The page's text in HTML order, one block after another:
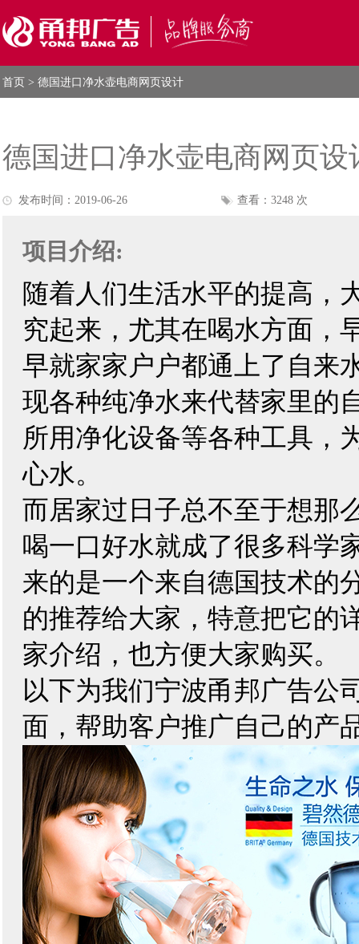
首页 > 德国进口净水壶电商网页设计
德国进口净水壶电商网页设
发布时间：2019-06-26 查看：3248 次
项目介绍:
随着人们生活水平的提高，
究起来，尤其在喝水方面，
早就家家户户都通上了自来
现各种纯净水来代替家里的
所用净化设备等各种工具，
心水。
而居家过日子总不至于想那
喝一口好水就成了很多科学
来的是一个来自德国技术的
的推荐给大家，特意把它的
家介绍，也方便大家购买。
以下为我们宁波甬邦广告公
面，帮助客户推广自己的产